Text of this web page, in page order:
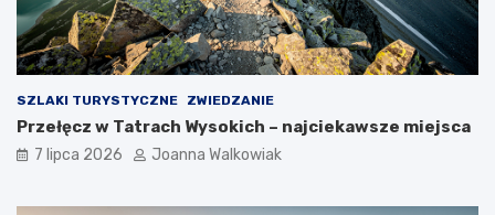
SZLAKI TURYSTYCZNE ZWIEDZANIE
Przełęcz w Tatrach Wysokich – najciekawsze miejsca
7 lipca 2026 Joanna Walkowiak